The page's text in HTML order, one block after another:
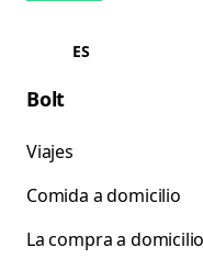
ES
Bolt
Viajes
Comida a domicilio
La compra a domicilio